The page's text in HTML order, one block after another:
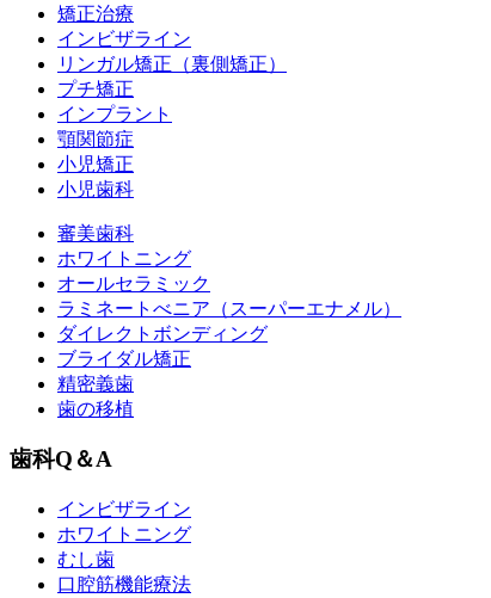
矯正治療
インビザライン
リンガル矯正（裏側矯正）
プチ矯正
インプラント
顎関節症
小児矯正
小児歯科
審美歯科
ホワイトニング
オールセラミック
ラミネートべニア （スーパーエナメル）
ダイレクトボンディング
ブライダル矯正
精密義歯
歯の移植
歯科Q＆A
インビザライン
ホワイトニング
むし歯
口腔筋機能療法